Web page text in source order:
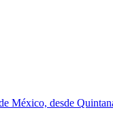
México, desde